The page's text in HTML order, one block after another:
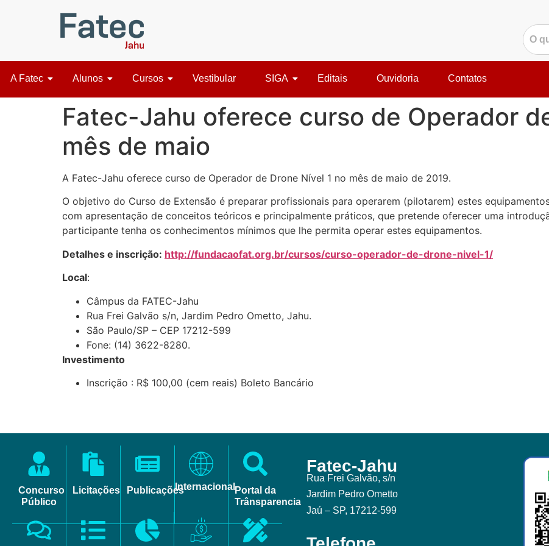
A Fatec Alunos Cursos Vestibular SIGA Editais Ouvidoria Contatos
Fatec-Jahu oferece curso de Operador
mês de maio
A Fatec-Jahu oferece curso de Operador de Drone Nível 1 no mês de maio de 2019.
O objetivo do Curso de Extensão é preparar profissionais para operarem (pilotarem) estes
com apresentação de conceitos teóricos e principalmente práticos, que pretende oferecer uma
participante tenha os conhecimentos mínimos que lhe permita operar estes equipamentos.
Detalhes e inscrição: http://fundacaofat.org.br/cursos/curso-operador-de-drone-nivel-1/
Local:
Câmpus da FATEC-Jahu
Rua Frei Galvão s/n, Jardim Pedro Ometto, Jahu.
São Paulo/SP – CEP 17212-599
Fone: (14) 3622-8280.
Investimento
Inscrição : R$ 100,00 (cem reais) Boleto Bancário
Concurso
Público
Licitações PublicaçõesInternacionalPortal da
Trânsparencia
Fatec-Jahu
Rua Frei Galvão, s/n
Jardim Pedro Ometto
Jaú – SP, 17212-599